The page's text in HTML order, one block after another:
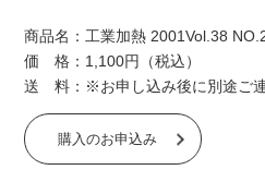
商品名：工業加熱 2001Vol.38
価 格：1,100円（税込）
送 料：※お申し込み後に別途ご連
購入のお申込み